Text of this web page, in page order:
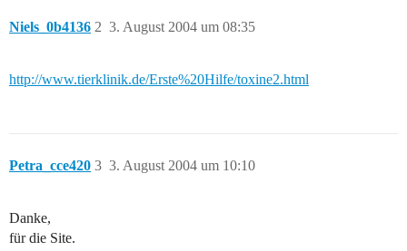
Niels_0b4136 3. August 2004 um 08:35
2
http://www.tierklinik.de/Erste%20Hilfe/toxine2.html
Petra_cce420 3. August 2004 um 10:10
3
Danke,
für die Site.